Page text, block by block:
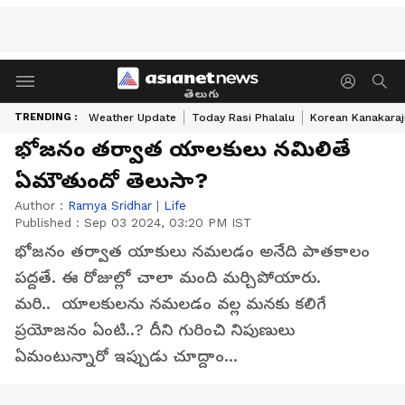
తెలుగు
TRENDING : Weather Update Today Rasi Phalalu Korean
భోజనం తర్వాత యాలకులు నమిలితే
ఏమౌతుందో తెలుసా?
Author : Ramya Sridhar | Life
Published : Sep 03 2024, 03:20 PM IST
భోజనం తర్వాత యాకులు నమలడం అనేది పాతకాలం
పద్దతే. ఈ రోజుల్లో చాలా మంది మర్చిపోయారు.
మరి.. యాలకులను నమలడం వల్ల మనకు కలిగే
ప్రయోజనం ఏంటి..? దీని గురించి నిపుణులు
ఏమంటున్నారో ఇప్పుడు చూద్దాం...